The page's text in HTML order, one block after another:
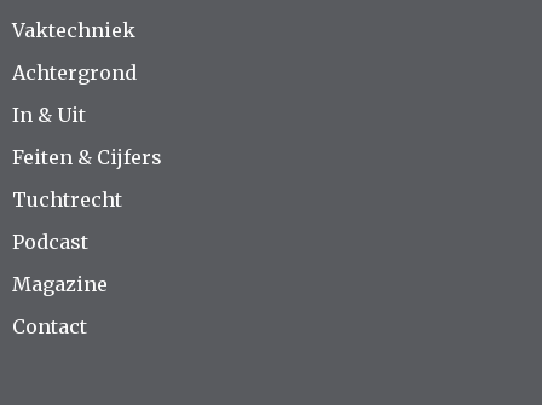
Vaktechniek
Achtergrond
In & Uit
Feiten & Cijfers
Tuchtrecht
Podcast
Magazine
Contact